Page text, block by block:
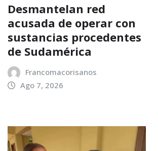
Desmantelan red
acusada de operar con
sustancias procedentes
de Sudamérica
Francomacorisanos
Ago 7, 2026